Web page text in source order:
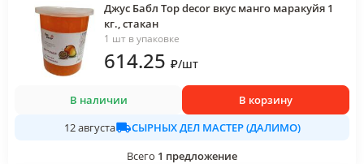
Джус Бабл Top decor вкус манго маракуйя 1
кг., стакан
1 шт в упаковке
614.25 ₽/шт
В наличии
В корзину
12 августа
СЫРНЫХ ДЕЛ МАСТЕР (ДАЛИМО)
Всего 1 предложение